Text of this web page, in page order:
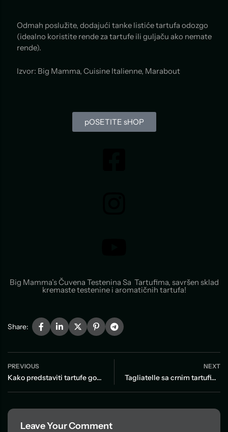
Odmah poslužite, dodajući tanke listiće tartufa odozgo
(idealno koristite rende za tartufe ili guljaču ako nemate
rende).
Izvor: Big Mamma, Cuisine Italienne, Marabout
pOSETITE sHOP
Big Mamma’s Čuvena Testenina Sa Tartufima, savršen sklad
kremaste testenine i aromatičnih tartufa!
Share:
PREVIOUS
Kako predstaviti tartufe gostima u restoranu: jelovnik, gramatura i preporuka bez preterivanja
NEXT
Tagliatelle sa crnim tartufima
Leave Your Comment